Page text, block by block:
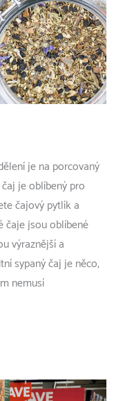
je na porcovaný
je oblíbený pro
čajový pytlík a
čaje jsou oblíbené
výraznější a
sypaný čaj je něco,
nemusí